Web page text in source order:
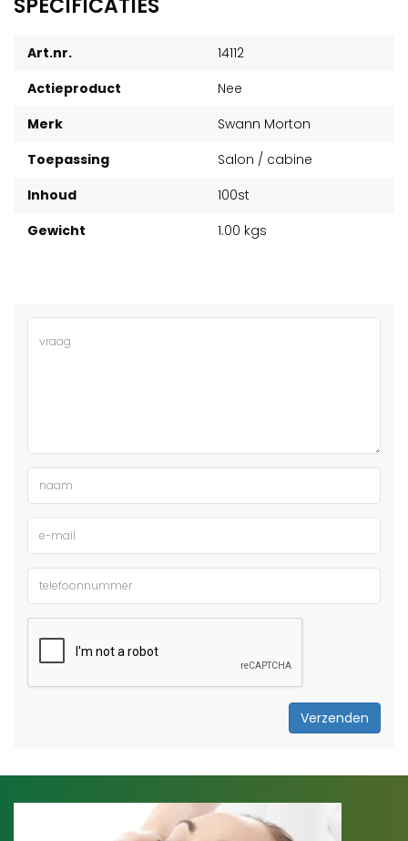
SPECIFICATIES
Art.nr.
14112
Actieproduct
Nee
Merk
Swann Morton
Toepassing
Salon / cabine
Inhoud
100st
Gewicht
1.00 kgs
Verzenden